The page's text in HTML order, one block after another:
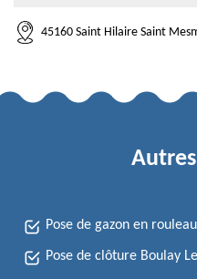
45160 Saint Hilaire Saint
Pose de gazon en
Pose de clôture Boulay